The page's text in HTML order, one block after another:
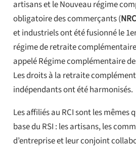
artisans et le Nouveau régime
obligatoire des commerçants (
et industriels ont été fusionné le
régime de retraite
appelé Régime complémentaire
Les droits à la retraite
indépendants ont été harmonisés.
Les affiliés au RCI sont les mêmes
base du RSI : les artisans, les
d’entreprise et leur conjoint